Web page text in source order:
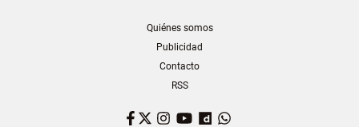
Quiénes somos
Publicidad
Contacto
RSS
Facebook
TwitterInstagram
YouTubeDailymotion